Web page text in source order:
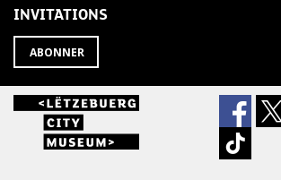
INVITATIONS
ABONNER